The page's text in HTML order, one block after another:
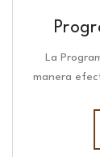
La
manera